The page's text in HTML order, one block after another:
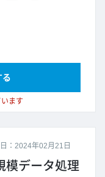
ます
る
：2024年02月21日
模データ処理